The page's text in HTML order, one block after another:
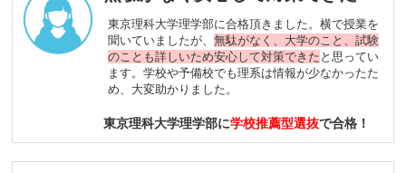
東京理科大学理学部に合格頂きました。横で授業を
聞いていましたが、無駄がなく、大学のこと、試験
のことも詳しいため安心して対策できた と思ってい
ます。学校や予備校でも理系は情報が少なかったた
め、大変助かりました。
東京理科大学理学部に学校推薦型選抜で合格！